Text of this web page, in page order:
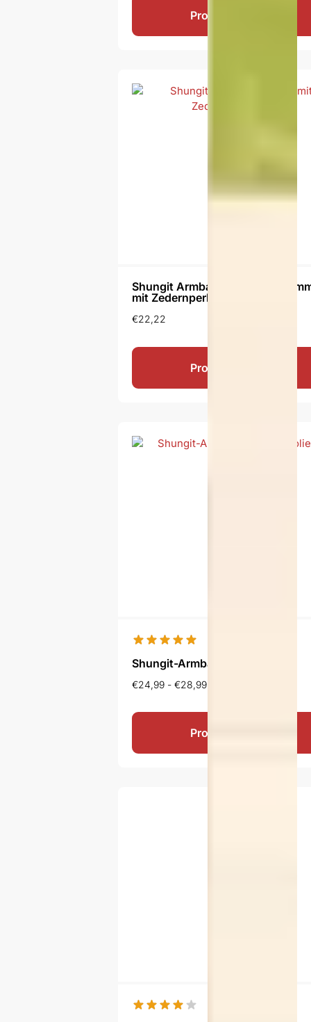
Produkt ansehen
Shungit Armband Pomnit
mit Zedernperlen
€22,22
Produkt ansehen
Shungit-Armband Pravda
€24,99 - €28,99
Produkt ansehen